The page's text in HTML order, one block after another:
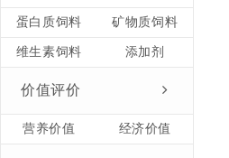
蛋白质饲料 矿物质饲料
维生素饲料 添加剂
价值评价
营养价值 经济价值